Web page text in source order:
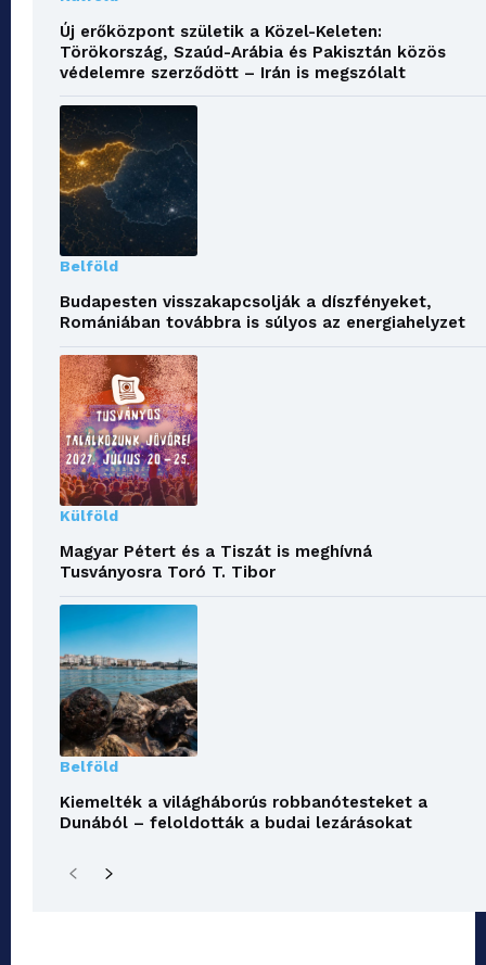
Új erőközpont születik a Közel-Keleten:
Törökország, Szaúd-Arábia és Pakisztán közös
védelemre szerződött – Irán is megszólalt
Belföld
Budapesten visszakapcsolják a díszfényeket,
Romániában továbbra is súlyos az energiahelyzet
Külföld
Magyar Pétert és a Tiszát is meghívná
Tusványosra Toró T. Tibor
Belföld
Kiemelték a világháborús robbanótesteket a
Dunából – feloldották a budai lezárásokat